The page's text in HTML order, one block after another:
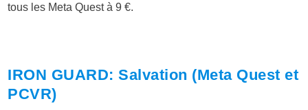
tous les Meta Quest à 9 €.
IRON GUARD: Salvation (Meta Quest et
PCVR)